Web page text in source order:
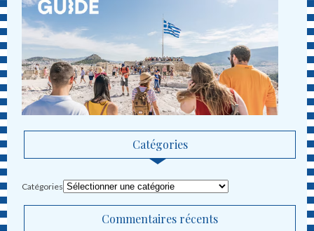
Catégories
Catégories
Commentaires récents